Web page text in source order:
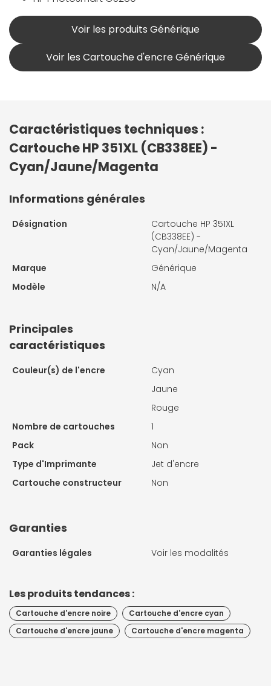
Voir les produits Générique
Voir les Cartouche d'encre Générique
Caractéristiques techniques :
Cartouche HP 351XL (CB338EE) -
Cyan/Jaune/Magenta
Informations générales
Désignation
Cartouche HP 351XL
(CB338EE) -
Cyan/Jaune/Magenta
Marque
Générique
Modèle
N/A
Principales
caractéristiques
Couleur(s) de l'encre
Cyan
Jaune
Rouge
Nombre de cartouches
1
Pack
Non
Type d'Imprimante
Jet d'encre
Cartouche constructeur
Non
Garanties
Garanties légales Voir les modalités
Les produits tendances :
Cartouche d'encre noire
Cartouche d'encre cyan
Cartouche d'encre jaune
Cartouche d'encre magenta